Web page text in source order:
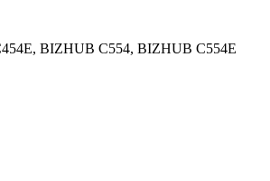
BIZHUB C554, BIZHUB C554E